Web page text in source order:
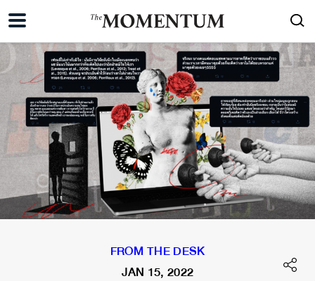
FROM THE DESK
JAN 15, 2022